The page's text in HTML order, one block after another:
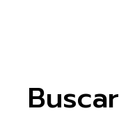
Buscar